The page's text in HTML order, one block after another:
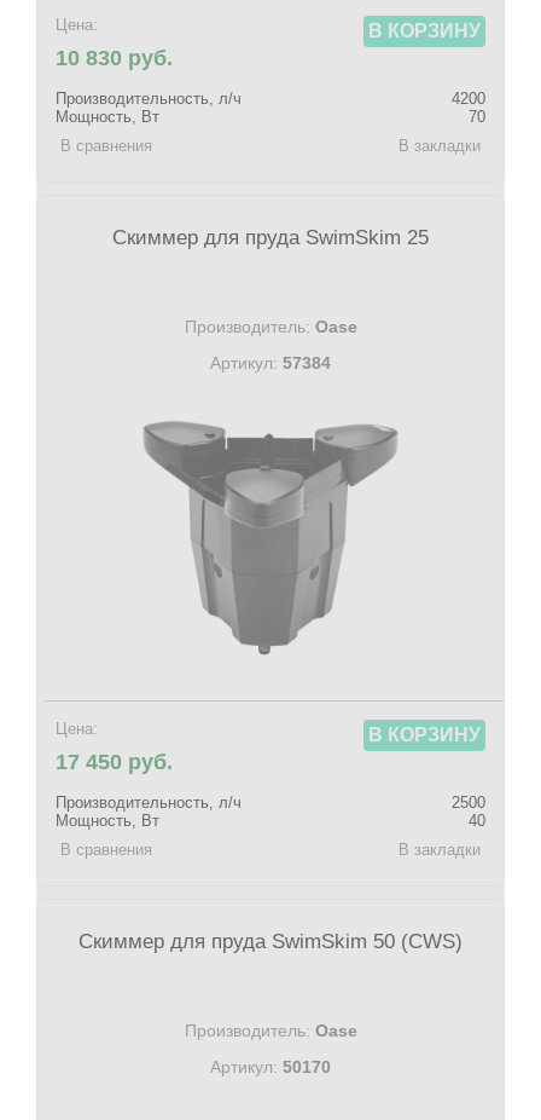
Цена:
10 830 руб.
В КОРЗИНУ
Производительность, л/ч
4200
Мощность, Вт
70
В сравнения
В закладки
Скиммер для пруда SwimSkim 25
Производитель: Oase
Артикул: 57384
Цена:
17 450 руб.
В КОРЗИНУ
Производительность, л/ч
2500
Мощность, Вт
40
В сравнения
В закладки
Скиммер для пруда SwimSkim 50 (CWS)
Производитель: Oase
Артикул: 50170